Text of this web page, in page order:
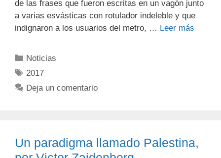
de las frases que fueron escritas en un vagón junto
a varias esvásticas con rotulador indeleble y que
indignaron a los usuarios del metro, … Leer más
Noticias
2017
Deja un comentario
Un paradigma llamado Palestina,